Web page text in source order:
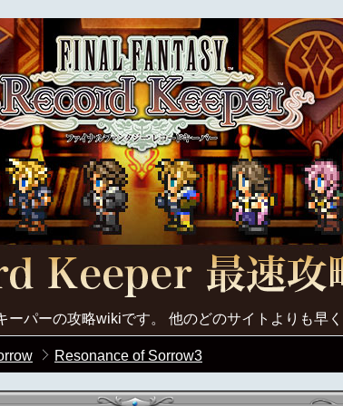
ーパーの攻略wikiです。 他のどのサイトよりも早
Resonance of Sorrow3